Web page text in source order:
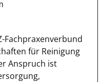
Fachpraxenverbund
für Reinigung
Anspruch ist